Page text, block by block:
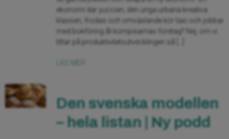
ekonomi där yuccien, den unga urbana kreativa
klassen, frodas och omväxlande kör taxi och jobbar
med bokföring åt kompisarnas företag? Nej, om vi
tittar på produktivitetsutvecklingen så […]
Den svenska modellen
– hela listan | Ny podd